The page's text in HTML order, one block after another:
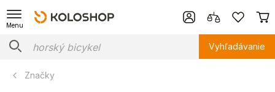
Menu
Vyhľadávanie
Značky